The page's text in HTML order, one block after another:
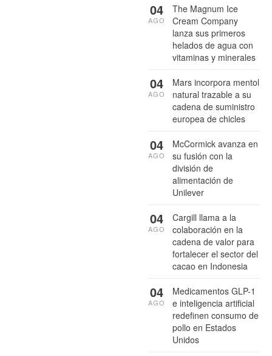
The Magnum Ice
Cream Company
lanza sus primeros
helados de agua con
vitaminas y minerales
04
AGO
Mars incorpora mentol
natural trazable a su
cadena de suministro
europea de chicles
04
AGO
McCormick avanza en
su fusión con la
división de
alimentación de
Unilever
04
AGO
Cargill llama a la
colaboración en la
cadena de valor para
fortalecer el sector del
cacao en Indonesia
04
AGO
Medicamentos GLP-1
e inteligencia artificial
redefinen consumo de
pollo en Estados
Unidos
04
AGO